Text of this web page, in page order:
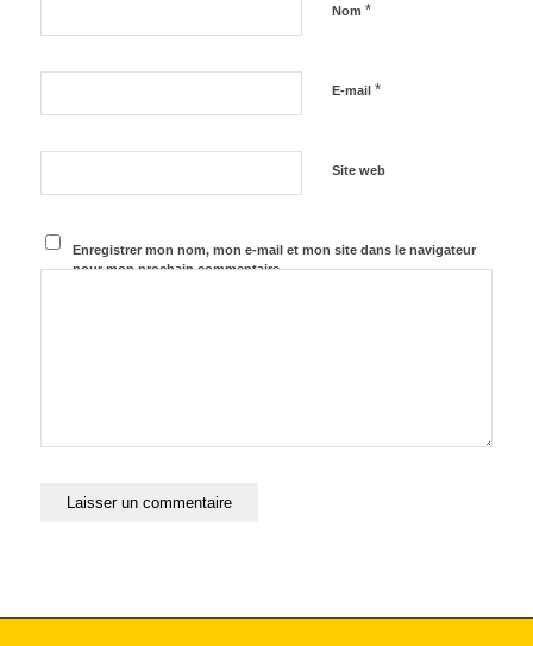
Nom *
E-mail *
Site web
Enregistrer mon nom, mon e-mail et mon site dans le navigateur
pour mon prochain commentaire.